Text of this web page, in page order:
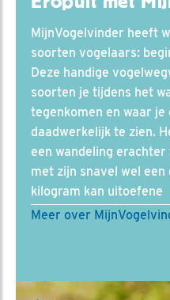
MijnVogelvinder heeft
soorten vogelaars:
Deze handige
soorten je tijdens het
tegenkomen en waar
daadwerkelijk te zien.
een wandeling
met zijn snavel wel
kilogram kan uitoefene
Meer over